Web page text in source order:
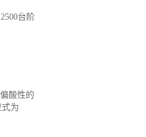
台阶
酸性的
为